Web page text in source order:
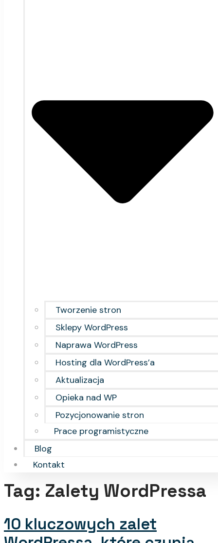
Tworzenie stron
Sklepy WordPress
Naprawa WordPress
Hosting dla WordPress’a
Aktualizacja
Opieka nad WP
Pozycjonowanie stron
Prace programistyczne
Blog
Kontakt
Tag: Zalety WordPressa
10 kluczowych zalet